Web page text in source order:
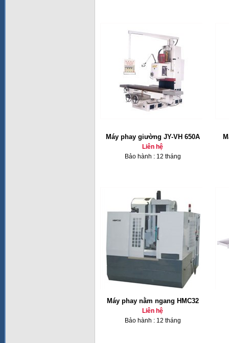
Máy phay giường JY-VH 650A
Liên hệ
Bảo hành : 12 tháng
Máy phay nằm ngang HMC32
Liên hệ
Bảo hành : 12 tháng